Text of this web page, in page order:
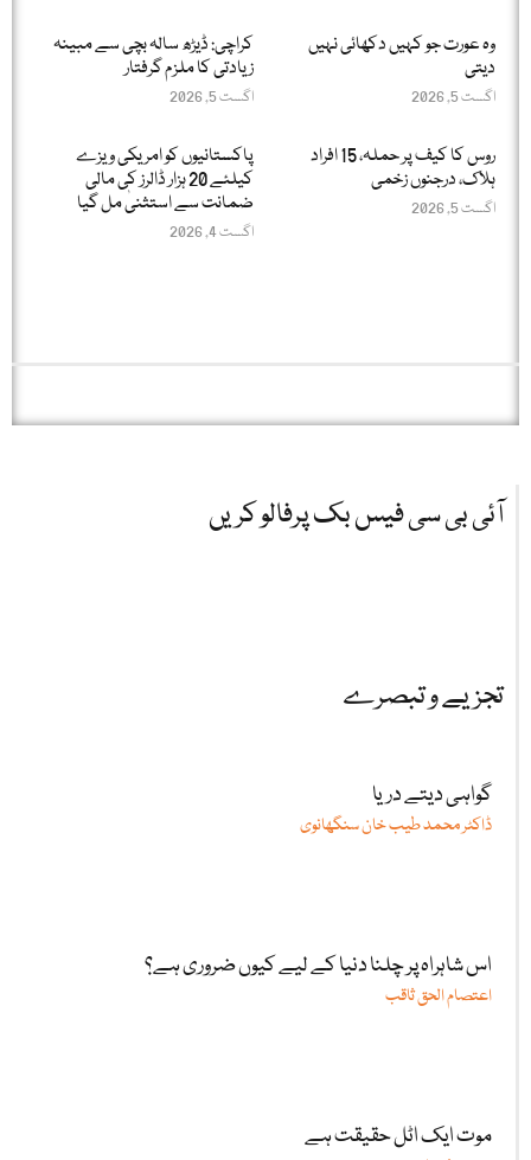
وہ عورت جو کہیں دکھائی نہیں
دیتی
اگست 5, 2026
کراچی: ڈیڑھ سالہ بچی سے مبینہ
زیادتی کا ملزم گرفتار
اگست 5, 2026
روس کا کیف پر حملہ، 15 افراد
ہلاک، درجنوں زخمی
اگست 5, 2026
پاکستانیوں کو امریکی ویزے
کیلئے 20 ہزار ڈالرز کی مالی
ضمانت سے استثنیٰ مل گیا
اگست 4, 2026
آئی بی سی فیس بک پرفالو کریں
تجزیے و تبصرے
گواہی دیتے دریا
ڈاکٹر محمد طیب خان سنگھانوی
اس شاہراہ پر چلنا دنیا کے لیے کیوں ضروری ہے؟
اعتصام الحق ثاقب
موت ایک اٹل حقیقت ہے